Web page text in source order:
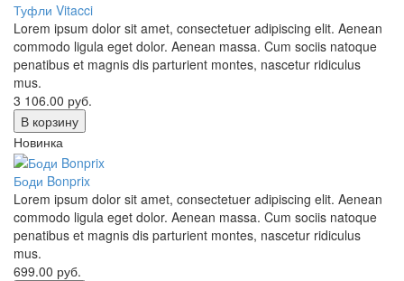
Туфли Vitacci
Lorem ipsum dolor sit amet, consectetuer adipiscing elit. Aenean
commodo ligula eget dolor. Aenean massa. Cum sociis natoque
penatibus et magnis dis parturient montes, nascetur ridiculus
mus.
3 106.00 руб.
В корзину
Новинка
Боди Bonprix
Lorem ipsum dolor sit amet, consectetuer adipiscing elit. Aenean
commodo ligula eget dolor. Aenean massa. Cum sociis natoque
penatibus et magnis dis parturient montes, nascetur ridiculus
mus.
699.00 руб.